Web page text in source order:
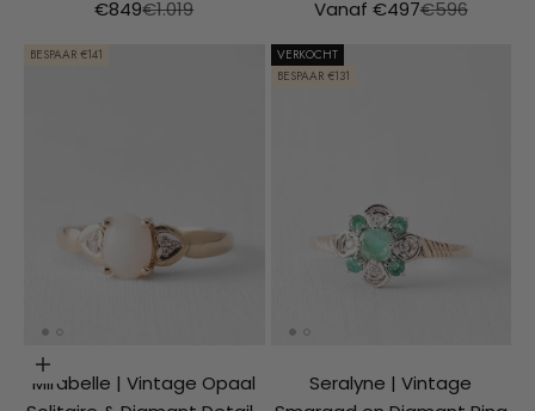
Aanbiedingsprijs
€849Normale prijs
€1.019
Aanbiedingsprijs
Vanaf €497Normale prijs
€596
BESPAAR €141
Opties kiezen
Mirabelle | Vintage Opaal
VERKOCHT
BESPAAR €131
Seralyne | Vintage